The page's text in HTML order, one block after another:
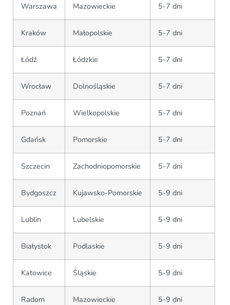
Warszawa Mazowieckie 5-7 dni
Kraków Małopolskie 5-7 dni
Łódź Łódzkie 5-7 dni
Wrocław Dolnośląskie 5-7 dni
Poznań Wielkopolskie 5-7 dni
Gdańsk Pomorskie 5-7 dni
Szczecin Zachodniopomorskie 5-7 dni
Bydgoszcz Kujawsko-Pomorskie 5-9 dni
Lublin Lubelskie 5-9 dni
Białystok Podlaskie 5-9 dni
Katowice Śląskie 5-9 dni
Radom Mazowieckie 5-9 dni